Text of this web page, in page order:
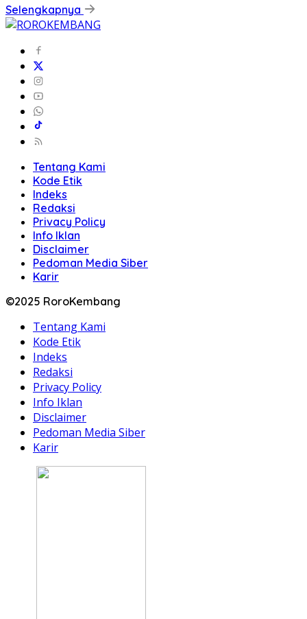
Selengkapnya
Tentang Kami
Kode Etik
Indeks
Redaksi
Privacy Policy
Info Iklan
Disclaimer
Pedoman Media Siber
Karir
©2025 RoroKembang
Tentang Kami
Kode Etik
Indeks
Redaksi
Privacy Policy
Info Iklan
Disclaimer
Pedoman Media Siber
Karir